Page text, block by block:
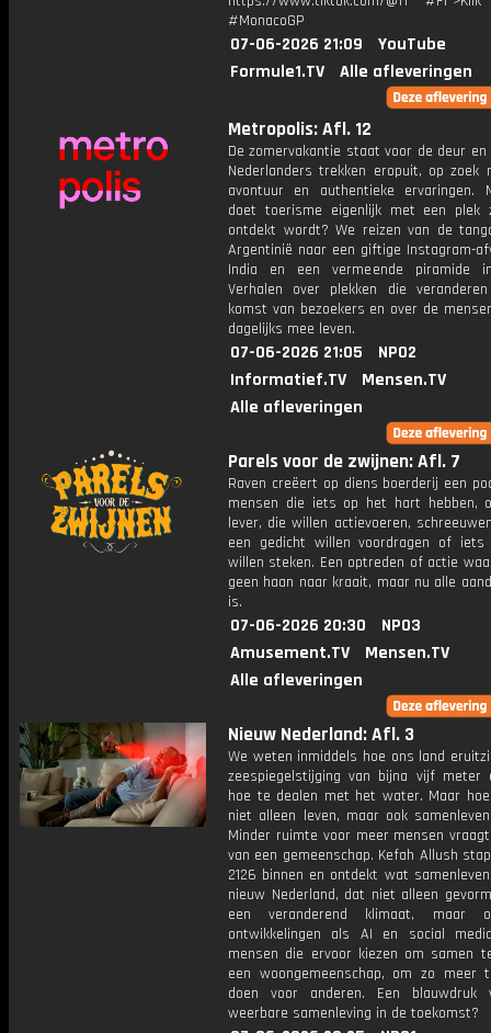
#MonacoGP
07-06-2026 21:09
YouTube
Formule1.TV
Alle afleveringen
Metropolis: Afl. 12
De zomervakantie staat voor de deur en
Nederlanders trekken eropuit, op zoek
avontuur en authentieke ervaringen.
doet toerisme eigenlijk met een plek
ontdekt wordt? We reizen van de
Argentinië naar een giftige Instagram-
India en een vermeende piramide
Verhalen over plekken die
komst van bezoekers en over de
dagelijks mee leven.
07-06-2026 21:05
NPO2
Informatief.TV
Mensen.TV
Alle afleveringen
Parels voor de zwijnen: Afl. 7
Raven creëert op diens boerderij een
mensen die iets op het hart hebben,
lever, die willen actievoeren,
een gedicht willen voordragen of
willen steken. Een optreden of actie
geen haan naar kraait, maar nu alle
is.
07-06-2026 20:30
NPO3
Amusement.TV
Mensen.TV
Alle afleveringen
Nieuw Nederland: Afl. 3
We weten inmiddels hoe ons land
zeespiegelstijging van bijna vijf meter
hoe te dealen met het water. Maar
niet alleen leven, maar ook
Minder ruimte voor meer mensen
van een gemeenschap. Kefah Allush
2126 binnen en ontdekt wat
nieuw Nederland, dat niet alleen
een veranderend klimaat, maar
ontwikkelingen als AI en social
mensen die ervoor kiezen om samen
een woongemeenschap, om zo meer
doen voor anderen. Een blauwdruk
weerbare samenleving in de toekomst?